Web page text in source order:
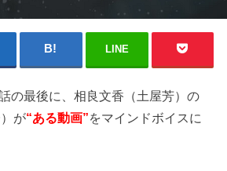
LINE
の最後に、相良文香（土屋芳）の
が“ある動画”をマインドボイスに